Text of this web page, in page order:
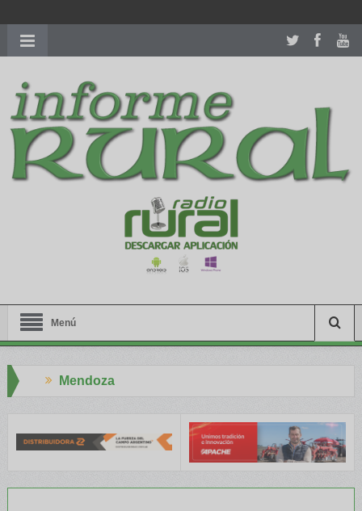
richardmillereplica
women.patekphilippe.tofor sale in usa recognized command with
dining room table ceremony. welcome to our
perfectwatches.is
shop. best youngsexdoll.comwith professional customer
services. 1: 1 design high
https://reallydiamond.com/
Menú